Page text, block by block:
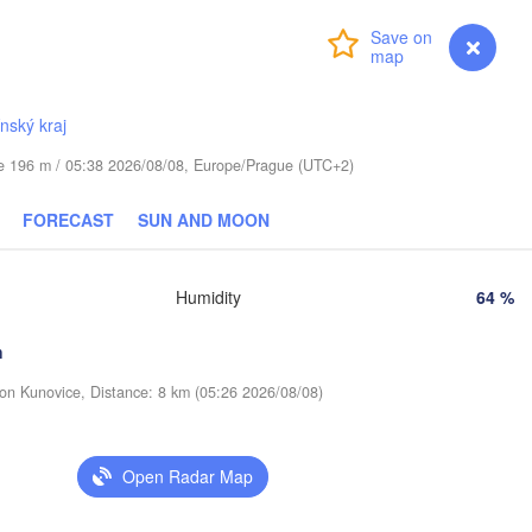
myVentusky Forecast
kraj
196 m / 05:38 2026/08/08, Europe/Prague (UTC+2)
FORECAST SUN AND MOON
Humidity 64 %
Kunovice, Distance: 8 km (05:26 2026/08/08)
Open Radar Map
Київ
(Kyiv)
(Homieĺ)
Бабруйск
(Chernihiv)
(Mahilioŭ)